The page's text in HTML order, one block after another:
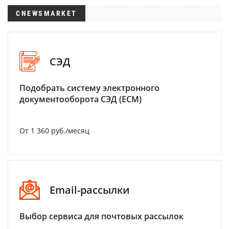
CNEWSMARKET
СЭД
Подобрать систему электронного
документооборота СЭД (ECM)
От 1 360 руб./месяц
Email-рассылки
Выбор сервиса для почтовых рассылок